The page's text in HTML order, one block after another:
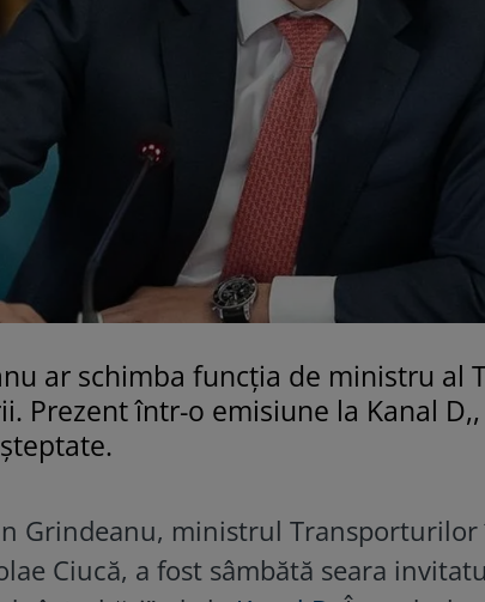
ar schimba funcția de ministru al
Prezent într-o emisiune la Kanal
Grindeanu, ministrul
Ciucă, a fost sâmbătă seara